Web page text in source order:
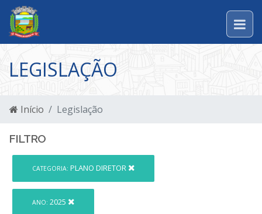
LEGISLAÇÃO
Início Legislação
FILTRO
CATEGORIA: PLANO DIRETOR
ANO: 2025